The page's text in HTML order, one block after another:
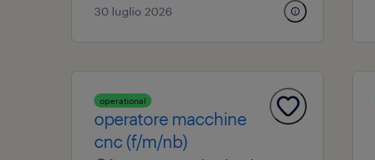
30 luglio 2026
operational
operatore macchine
cnc (f/m/nb)